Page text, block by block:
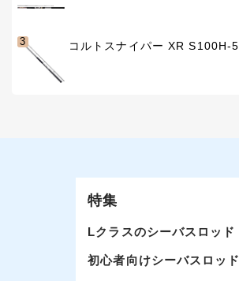
3 コルトスナイパー XR S100H-5
特集
Lクラスのシーバスロッド
初心者向けシーバスロッド